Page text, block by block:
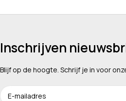
Inschrijven
Blijf op de hoogte. Schrijf je in voor